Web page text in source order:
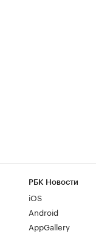
РБК Новости
iOS
Android
AppGallery